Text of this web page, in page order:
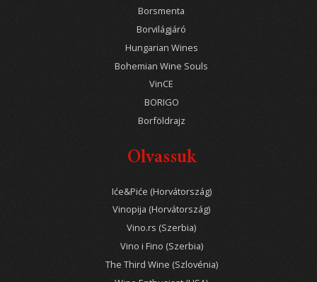
Borsmenta
Borvilágjáró
Hungarian Wines
Bohemian Wine Souls
VinCE
BORIGO
Borföldrajz
Olvassuk
Iće&Piće (Horvátország)
Vinopija (Horvátország)
Vino.rs (Szerbia)
Vino i Fino (Szerbia)
The Third Wine (Szlovénia)